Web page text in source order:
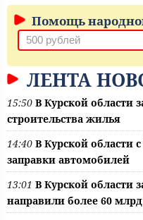
Помощь
ЛЕНТА
15:50 В Курской области
строительства жилья
14:40 В Курской области
заправки автомобилей
13:01 В Курской области
направили более 60